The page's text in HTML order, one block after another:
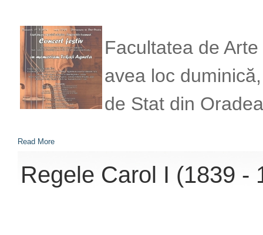
Facultatea de
avea loc
de Stat din
Read More
Regele Carol I (1839 -